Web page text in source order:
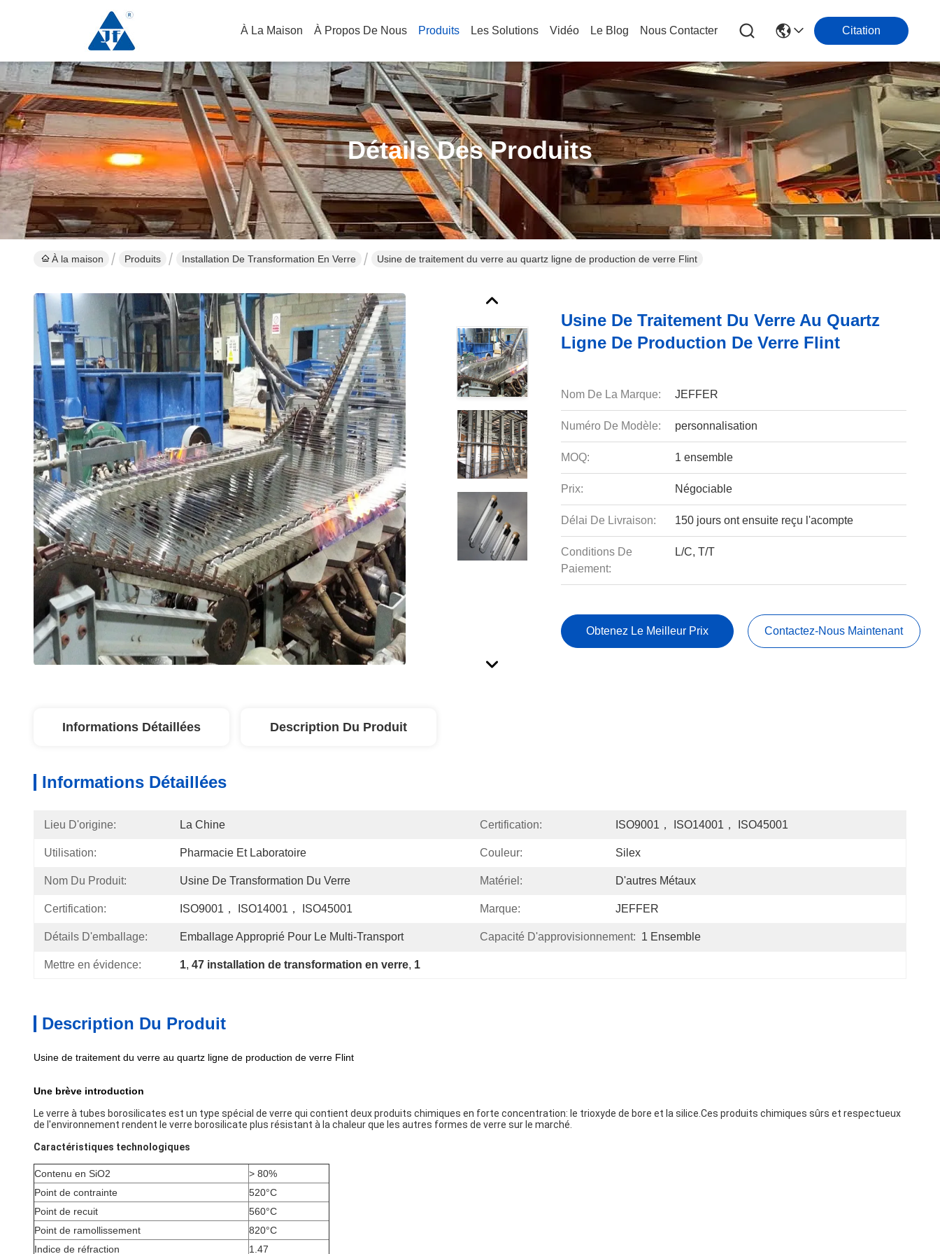
À La Maison À Propos De Nous Produits Les Solutions Vidéo Le Blog Nous Contacter Citation
Détails Des Produits
À la maison Produits Installation De Transformation En Verre Usine de traitement du verre au quartz ligne de production de verre Flint
Usine De Traitement Du Verre Au Quartz
Ligne De Production De Verre Flint
Nom De La Marque: JEFFER
Numéro De Modèle: personnalisation
MOQ: 1 ensemble
Prix: Négociable
Délai De Livraison: 150 jours ont ensuite reçu l'acompte
Conditions De
Paiement:
L/C, T/T
Obtenez Le Meilleur Prix Contactez-Nous Maintenant
Informations Détaillées Description Du Produit
Informations Détaillées
Lieu D'origine: La Chine Certification: ISO9001， ISO14001， ISO45001
Utilisation: Pharmacie Et Laboratoire Couleur: Silex
Nom Du Produit: Usine De Transformation Du Verre Matériel: D'autres Métaux
Certification: ISO9001， ISO14001， ISO45001 Marque: JEFFER
Détails D'emballage: Emballage Approprié Pour Le Multi-Transport Capacité D'approvisionnement: 1 Ensemble
Mettre en évidence: 1, 47 installation de transformation en verre, 1
Description Du Produit
Usine de traitement du verre au quartz ligne de production de verre Flint
Une brève introduction
Le verre à tubes borosilicates est un type spécial de verre qui contient deux produits chimiques en forte concentration: le trioxyde de bore et la silice.Ces produits chimiques sûrs et respectueux
de l'environnement rendent le verre borosilicate plus résistant à la chaleur que les autres formes de verre sur le marché.
Caractéristiques technologiques
Contenu en SiO2
> 80%
Point de contrainte
520°C
Point de recuit
560°C
Point de ramollissement
820°C
Indice de réfraction
1.47